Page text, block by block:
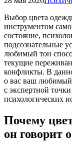
Выбор цвета
инструментом
состояние,
подсознательные
любимый тон
текущие
конфликты. В
о вас ваш любимый
с экспертной
психологических
Почему
он говорит